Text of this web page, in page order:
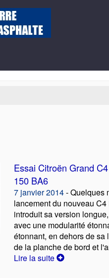
Essai Citroën Grand
150 BA6
7 janvier 2014- Quelques
lancement du nouveau
introduit sa version
avec une modularité
étonnant, en dehors de
de la planche de bord et
Lire la suite